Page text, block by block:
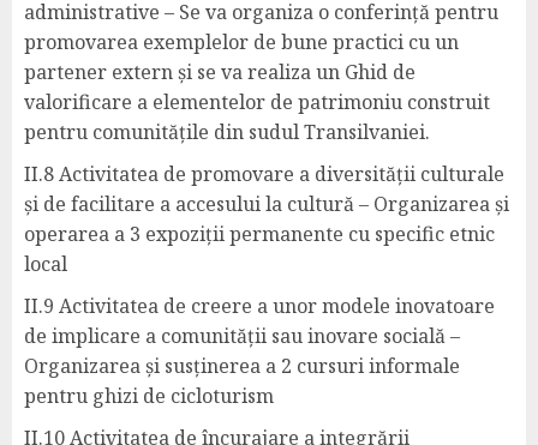
administrative – Se va organiza o conferință pentru
promovarea exemplelor de bune practici cu un
partener extern și se va realiza un Ghid de
valorificare a elementelor de patrimoniu construit
pentru comunitățile din sudul Transilvaniei.
II.8 Activitatea de promovare a diversității culturale
și de facilitare a accesului la cultură – Organizarea și
operarea a 3 expoziții permanente cu specific etnic
local
II.9 Activitatea de creere a unor modele inovatoare
de implicare a comunității sau inovare socială –
Organizarea și susținerea a 2 cursuri informale
pentru ghizi de cicloturism
II.10 Activitatea de încurajare a integrării